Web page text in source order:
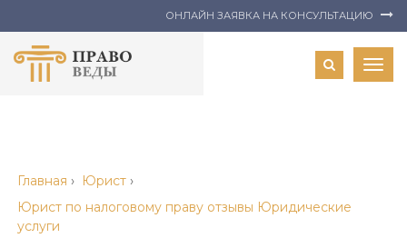
ОНЛАЙН ЗАЯВКА НА КОНСУЛЬТАЦИЮ
Главная › Юрист ›
Юрист по налоговому праву отзывы Юридические
услуги